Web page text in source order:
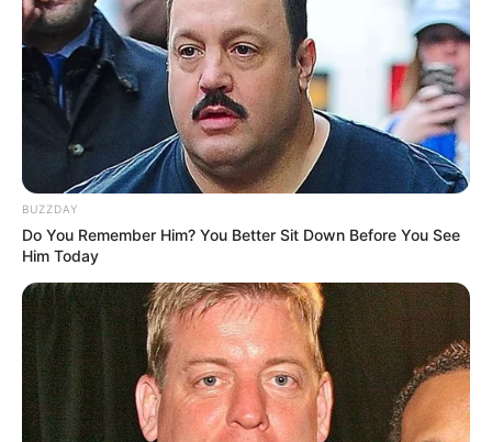
BUZZDAY
Do You Remember Him? You Better Sit Down Before You See
Him Today